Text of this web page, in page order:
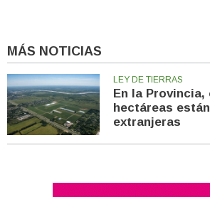
MÁS NOTICIAS
LEY DE TIERRAS
En la Provincia,
hectáreas
extranjeras